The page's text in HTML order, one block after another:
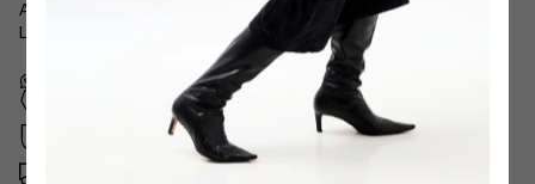
Altura 19 cm.
Largura: 3 cm.
Cupom NEWHILO
para sua primeira compra
Seus dados protegidos